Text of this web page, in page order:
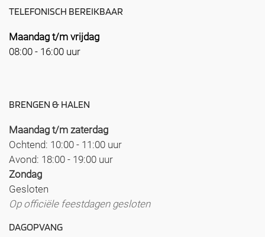
TELEFONISCH BEREIKBAAR
Maandag t/m vrijdag
08:00 - 16:00 uur
BRENGEN & HALEN
Maandag t/m zaterdag
Ochtend: 10:00 - 11:00 uur
Avond: 18:00 - 19:00 uur
Zondag
Gesloten
Op officiële feestdagen gesloten
DAGOPVANG